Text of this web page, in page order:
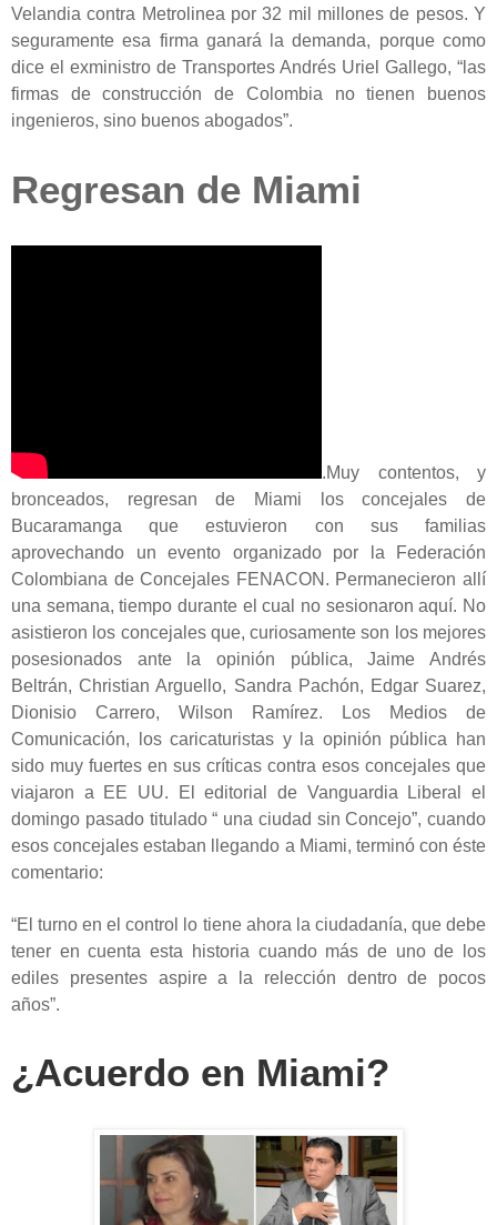
Velandia contra Metrolinea por 32 mil millones de pesos. Y
seguramente esa firma ganará la demanda, porque como
dice el exministro de Transportes Andrés Uriel Gallego, “las
firmas de construcción de Colombia no tienen buenos
ingenieros, sino buenos abogados”.
Regresan de Miami
.Muy contentos, y
bronceados, regresan de Miami los concejales de
Bucaramanga que estuvieron con sus familias
aprovechando un evento organizado por la Federación
Colombiana de Concejales FENACON. Permanecieron allí
una semana, tiempo durante el cual no sesionaron aquí. No
asistieron los concejales que, curiosamente son los mejores
posesionados ante la opinión pública, Jaime Andrés
Beltrán, Christian Arguello, Sandra Pachón, Edgar Suarez,
Dionisio Carrero, Wilson Ramírez. Los Medios de
Comunicación, los caricaturistas y la opinión pública han
sido muy fuertes en sus críticas contra esos concejales que
viajaron a EE UU. El editorial de Vanguardia Liberal el
domingo pasado titulado “ una ciudad sin Concejo”, cuando
esos concejales estaban llegando a Miami, terminó con éste
comentario:
“El turno en el control lo tiene ahora la ciudadanía, que debe
tener en cuenta esta historia cuando más de uno de los
ediles presentes aspire a la relección dentro de pocos
años”.
¿Acuerdo en Miami?